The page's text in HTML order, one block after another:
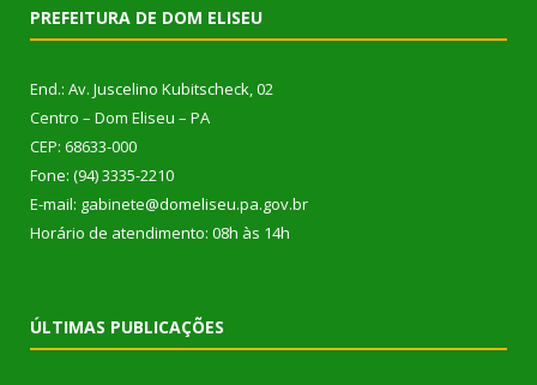
PREFEITURA DE DOM ELISEU
End.: Av. Juscelino Kubitscheck, 02
Centro – Dom Eliseu – PA
CEP: 68633-000
Fone: (94) 3335-2210
E-mail: gabinete@domeliseu.pa.gov.br
Horário de atendimento: 08h às 14h
ÚLTIMAS PUBLICAÇÕES